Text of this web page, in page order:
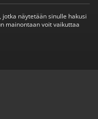
näytetään sinulle hakusi
mainontaan voit vaikuttaa